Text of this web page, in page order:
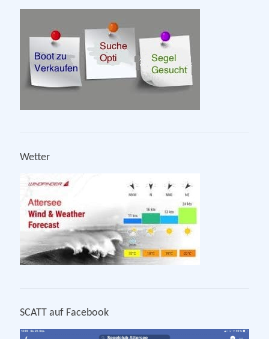
Wetter
SCATT auf Facebook